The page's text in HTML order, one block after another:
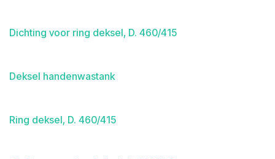
Dichting voor ring deksel, D. 460/415
Deksel handenwastank
Ring deksel, D. 460/415